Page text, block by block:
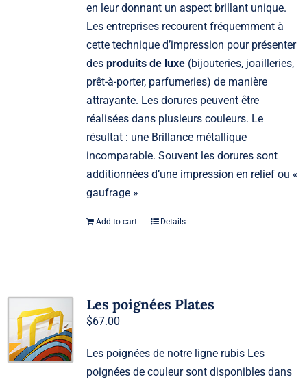
en leur donnant un aspect brillant unique.
Les entreprises recourent fréquemment à
cette technique d’impression pour présenter
des produits de luxe(bijouteries, joailleries,
prêt-à-porter, parfumeries) de manière
attrayante. Les dorures peuvent être
réalisées dans plusieurs couleurs. Le
résultat : une Brillance métallique
incomparable. Souvent les dorures sont
additionnées d’une impression en relief ou «
gaufrage »
Add to cart Details
Les poignées Plates
$67.00
Les poignées de notre ligne rubis Les
poignées de couleur sont disponibles dans